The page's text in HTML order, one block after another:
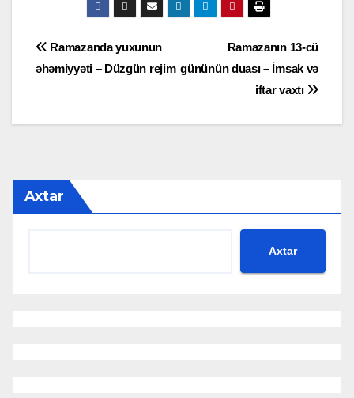
Yazı
naviqasiyası
Ramazanın 13-cü
gününün duası – İmsak və
iftar vaxtı
Ramazanda yuxunun
əhəmiyyəti – Düzgün rejim
Axtar
Axtar